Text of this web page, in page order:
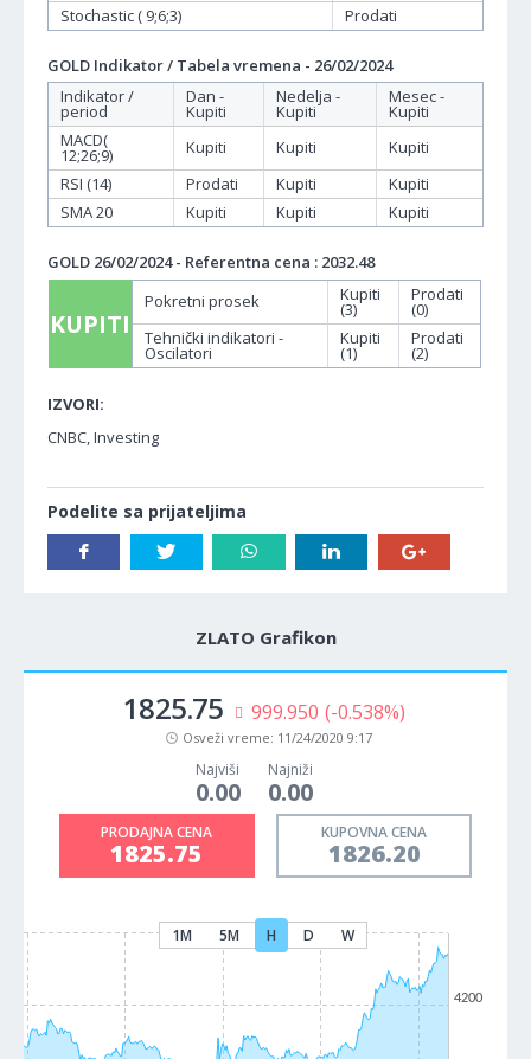
Stochastic ( 9;6;3)
Prodati
GOLD Indikator / Tabela vremena - 26/02/2024
Indikator /
period
Dan -
Kupiti
Nedelja -
Kupiti
Mesec -
Kupiti
MACD(
12;26;9) Kupiti Kupiti
Kupiti
RSI (14)
Prodati Kupiti
Kupiti
SMA 20
Kupiti Kupiti Kupiti
GOLD 26/02/2024 - Referentna cena : 2032.48
KUPITI
Pokretni prosek Kupiti
(3)
Prodati
(0)
Tehnički indikatori -
Oscilatori
Kupiti
(1)
Prodati
(2)
IZVORI:
CNBC, Investing
Podelite sa prijateljima
ZLATO Grafikon
1825.75 999.950 (-0.538%)
Osveži vreme: 11/24/2020 9:17
Najviši
0.00
Najniži
0.00
PRODAJNA CENA
1825.75
KUPOVNA CENA
1826.20
1M 5M H D W
4200